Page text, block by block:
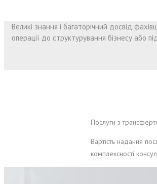
Великі знання і багаторічний досвід
операції до структурування бізнесу або
Послуги з
Вартість надання
комплексності